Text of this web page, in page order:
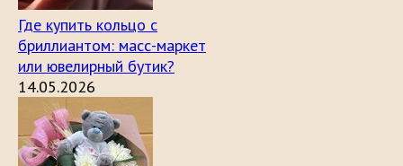
Где купить кольцо с
бриллиантом: масс-маркет
или ювелирный бутик?
14.05.2026